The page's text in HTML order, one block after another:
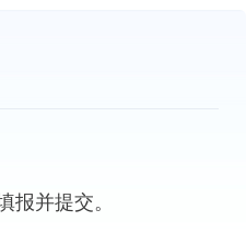
并提交。